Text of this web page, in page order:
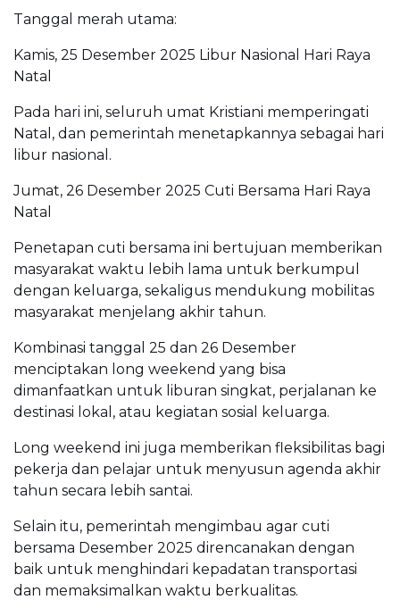
Tanggal merah utama:
Kamis, 25 Desember 2025 Libur Nasional Hari Raya
Natal
Pada hari ini, seluruh umat Kristiani memperingati
Natal, dan pemerintah menetapkannya sebagai hari
libur nasional.
Jumat, 26 Desember 2025 Cuti Bersama Hari Raya
Natal
Penetapan cuti bersama ini bertujuan memberikan
masyarakat waktu lebih lama untuk berkumpul
dengan keluarga, sekaligus mendukung mobilitas
masyarakat menjelang akhir tahun.
Kombinasi tanggal 25 dan 26 Desember
menciptakan long weekend yang bisa
dimanfaatkan untuk liburan singkat, perjalanan ke
destinasi lokal, atau kegiatan sosial keluarga.
Long weekend ini juga memberikan fleksibilitas bagi
pekerja dan pelajar untuk menyusun agenda akhir
tahun secara lebih santai.
Selain itu, pemerintah mengimbau agar cuti
bersama Desember 2025 direncanakan dengan
baik untuk menghindari kepadatan transportasi
dan memaksimalkan waktu berkualitas.